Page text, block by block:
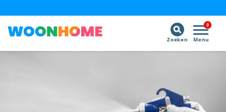
9
Menu
Zoeken